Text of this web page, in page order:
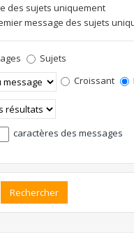
des sujets uniquement
message des sujets
Sujets
Croissant
caractères des messages